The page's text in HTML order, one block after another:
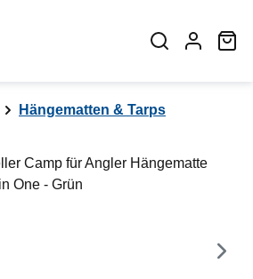
Hängematten & Tarps